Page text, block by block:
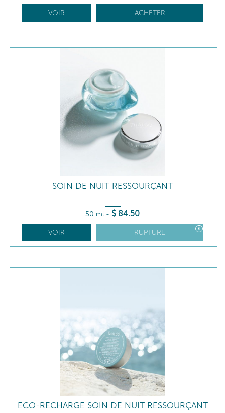
VOIR ACHETER
SOIN DE NUIT RESSOURÇANT
50 ml - $ 84.50
VOIR RUPTURE
ECO-RECHARGE SOIN DE NUIT RESSOURÇANT